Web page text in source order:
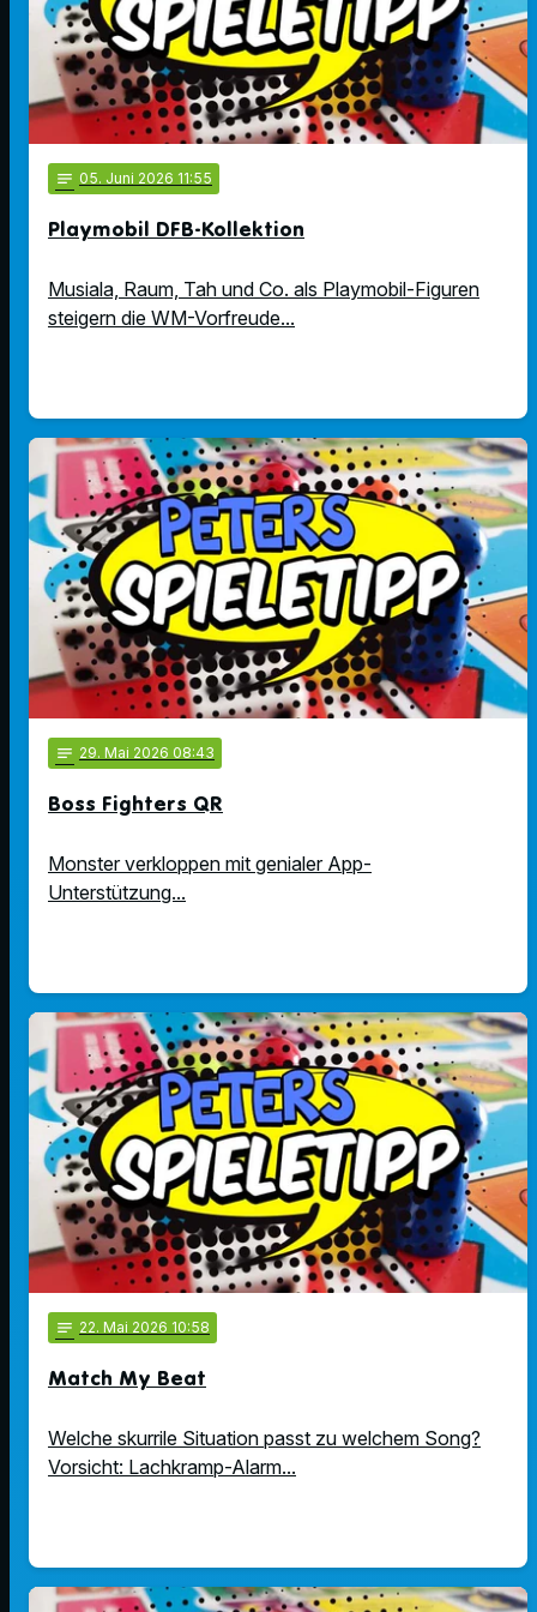
notes 05. Juni 2026 11:55
Playmobil DFB-Kollektion
Musiala, Raum, Tah und Co. als Playmobil-Figuren
steigern die WM-Vorfreude...
notes 29. Mai 2026 08:43
Boss Fighters QR
Monster verkloppen mit genialer App-
Unterstützung...
notes 22. Mai 2026 10:58
Match My Beat
Welche skurrile Situation passt zu welchem Song?
Vorsicht: Lachkramp-Alarm...